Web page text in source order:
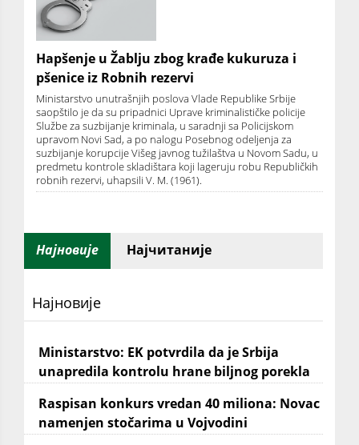
Hapšenje u Žablju zbog krađe kukuruza i
pšenice iz Robnih rezervi
Ministarstvo unutrašnjih poslova Vlade Republike Srbije
saopštilo je da su pripadnici Uprave kriminalističke policije
Službe za suzbijanje kriminala, u saradnji sa Policijskom
upravom Novi Sad, a po nalogu Posebnog odeljenja za
suzbijanje korupcije Višeg javnog tužilaštva u Novom Sadu, u
predmetu kontrole skladištara koji lageruju robu Republičkih
robnih rezervi, uhapsili V. M. (1961).
Најновије Најчитаније
Најновије
Ministarstvo: EK potvrdila da je Srbija
unapredila kontrolu hrane biljnog porekla
Raspisan konkurs vredan 40 miliona: Novac
namenjen stočarima u Vojvodini